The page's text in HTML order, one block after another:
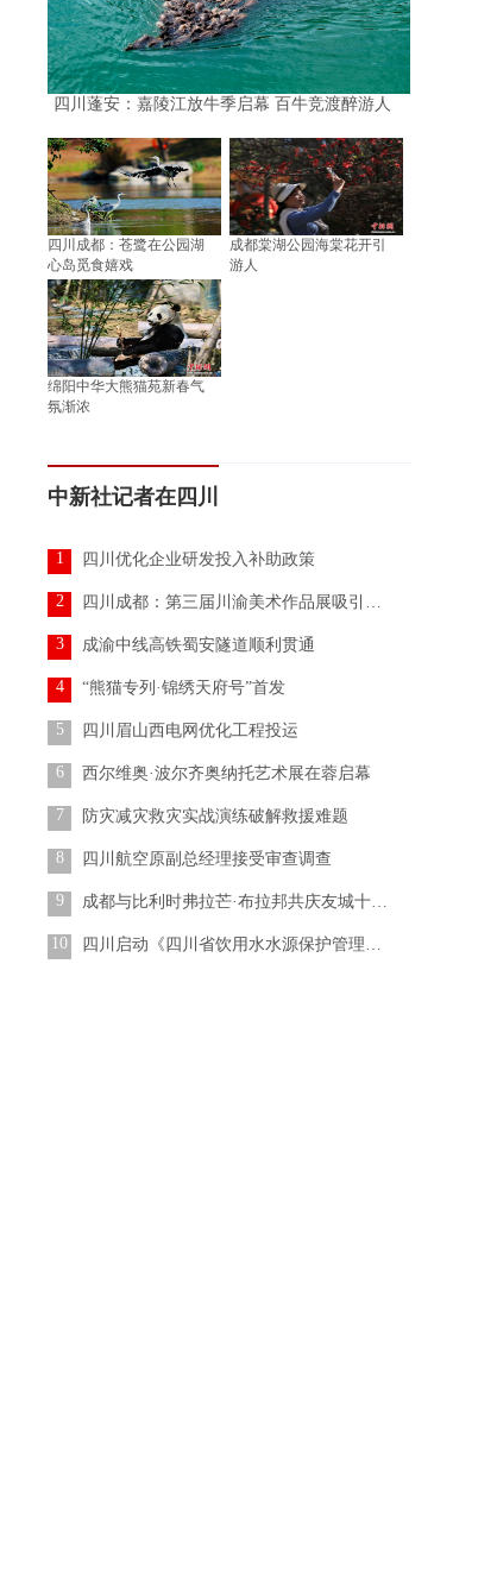
四川蓬安：嘉陵江放牛季启幕 百牛竞渡醉游人
四川成都：苍鹭在公园湖
心岛觅食嬉戏
成都棠湖公园海棠花开引
游人
绵阳中华大熊猫苑新春气
氛渐浓
中新社记者在四川
1 四川优化企业研发投入补助政策
2 四川成都：第三届川渝美术作品展吸引参观者
3 成渝中线高铁蜀安隧道顺利贯通
4 “熊猫专列·锦绣天府号”首发
5 四川眉山西电网优化工程投运
6 西尔维奥·波尔齐奥纳托艺术展在蓉启幕
7 防灾减灾救灾实战演练破解救援难题
8 四川航空原副总经理接受审查调查
9 成都与比利时弗拉芒·布拉邦共庆友城十五载
10 四川启动《四川省饮用水水源保护管理条例》执法检查